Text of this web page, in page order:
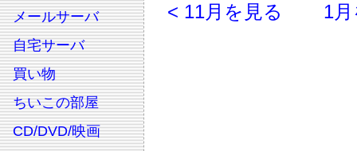
メールサーバ
自宅サーバ
買い物
ちいこの部屋
CD/DVD/映画
< 11月を見る 1